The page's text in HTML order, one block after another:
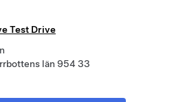
Test Drive
län 954 33